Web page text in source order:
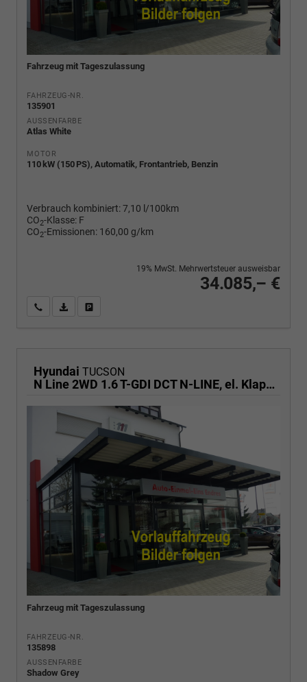
Fahrzeug mit Tageszulassung
FAHRZEUG-NR.
135901
AUSSENFARBE
Atlas White
MOTOR
110 kW (150 PS), Automatik, Frontantrieb, Benzin
Verbrauch kombiniert:7,10 l/100km
CO2-Klasse: F
CO2-Emissionen: 160,00 g/km
34.085,– €
19% MwSt. Mehrwertsteuer ausweisbar
Wir rufen Sie anPDF-Fahrzeugexposé drucken
Hyundai TUCSON
N Line 2WD 1.6 T-GDI DCT N-LINE, el. Klappe, Navi, Kamera, Side, Winter
Fahrzeug mit Tageszulassung
FAHRZEUG-NR.
135898
AUSSENFARBE
Shadow Grey